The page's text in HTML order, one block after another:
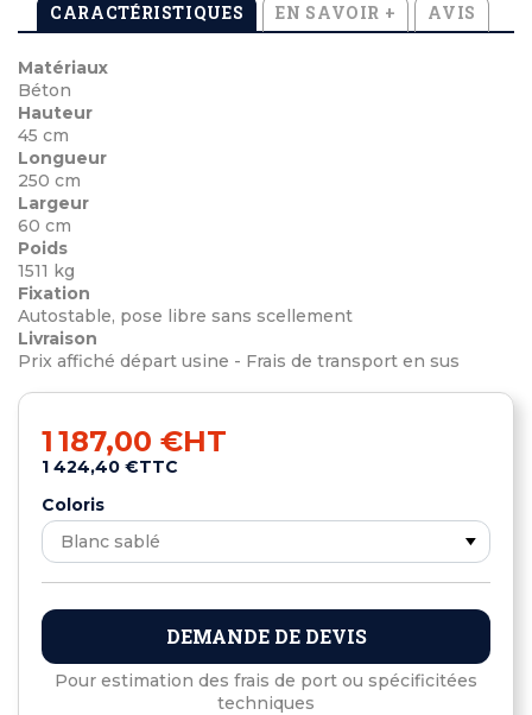
CARACTÉRISTIQUES EN SAVOIR + AVIS
Matériaux
Béton
Hauteur
45 cm
Longueur
250 cm
Largeur
60 cm
Poids
1511 kg
Fixation
Autostable, pose libre sans scellement
Livraison
Prix affiché départ usine - Frais de transport en sus
1 187,00 €HT
1 424,40 €TTC
Coloris
DEMANDE DE DEVIS
Pour estimation des frais de port ou spécificitées
techniques